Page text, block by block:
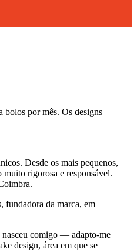
bolos por mês. Os designs
Desde os mais pequenos,
muito rigorosa e responsável.
fundadora da marca, em
nasceu comigo — adapto-me
design, área em que se